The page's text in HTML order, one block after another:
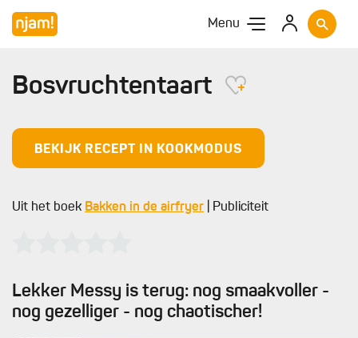
Menu
Bosvruchtentaart
BEKIJK RECEPT IN KOOKMODUS
Uit het boek Bakken in de airfryer | Publiciteit
Lekker Messy is terug: nog smaakvoller -
nog gezelliger - nog chaotischer!